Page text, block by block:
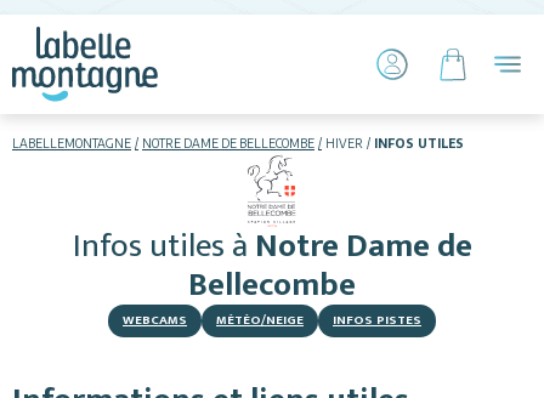
LABELLEMONTAGNE NOTRE DAME DE BELLECOMBE HIVER INFOS UTILES
Infos utilesà Notre Dame de
Bellecombe
WEBCAMS MÉTÉO/NEIGE INFOS PISTES